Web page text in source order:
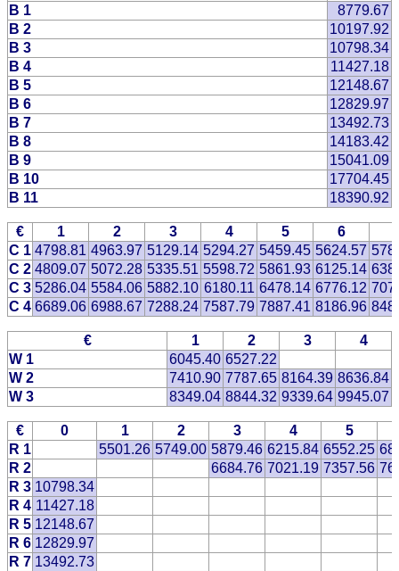
B 1
8779.67
B 2
10197.92
B 3
10798.34
B 4
11427.18
B 5
12148.67
B 6
12829.97
B 7
13492.73
B 8
14183.42
B 9
15041.09
B 10
17704.45
B 11
18390.92
€ 1 2 3 4 5 6
C 1 4798.81 4963.97 5129.14 5294.27 5459.45 5624.57
C 2 4809.07 5072.28 5335.51 5598.72 5861.93 6125.14
C 3 5286.04 5584.06 5882.10 6180.11 6478.14 6776.12
C 4 6689.06 6988.67 7288.24 7587.79 7887.41 8186.96
€ 1 2 3
4
W 1
6045.40 6527.22
W 2
7410.90 7787.65 8164.39 8636.84
W 3
8349.04 8844.32 9339.64 9945.07
€ 0 1 2 3 4
5
R 1
5501.26 5749.00 5879.46 6215.84 6552.25
R 2
6684.76 7021.19 7357.56
R 3 10798.34
R 4 11427.18
R 5 12148.67
R 6 12829.97
R 7 13492.73